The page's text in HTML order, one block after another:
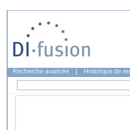
Recherche avancée Historique de